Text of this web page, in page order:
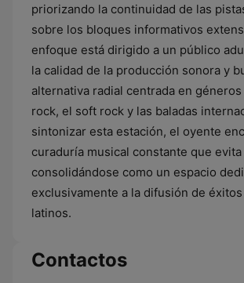
priorizando la continuidad de las
sobre los bloques informativos
enfoque está dirigido a un público
la calidad de la producción sonora y
alternativa radial centrada en
rock, el soft rock y las baladas
sintonizar esta estación, el oyente
curaduría musical constante que
consolidándose como un espacio
exclusivamente a la difusión de
latinos.
Contactos